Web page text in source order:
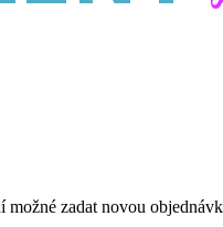
možné zadat novou